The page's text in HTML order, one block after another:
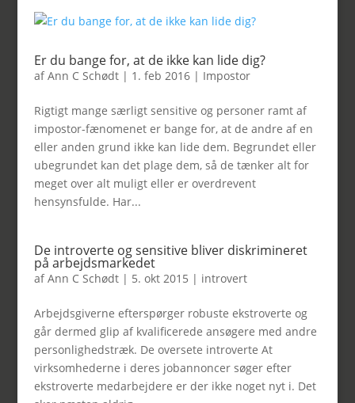
Er du bange for, at de ikke kan lide dig?
afAnn C Schødt| 1. feb 2016| Impostor
Rigtigt mange særligt sensitive og personer ramt af
impostor-fænomenet er bange for, at de andre af en
eller anden grund ikke kan lide dem. Begrundet eller
ubegrundet kan det plage dem, så de tænker alt for
meget over alt muligt eller er overdrevent
hensynsfulde. Har...
De introverte og sensitive bliver diskrimineret
på arbejdsmarkedet
afAnn C Schødt| 5. okt 2015 | introvert
Arbejdsgiverne efterspørger robuste ekstroverte og
går dermed glip af kvalificerede ansøgere med andre
personlighedstræk. De oversete introverte At
virksomhederne i deres jobannoncer søger efter
ekstroverte medarbejdere er der ikke noget nyt i. Det